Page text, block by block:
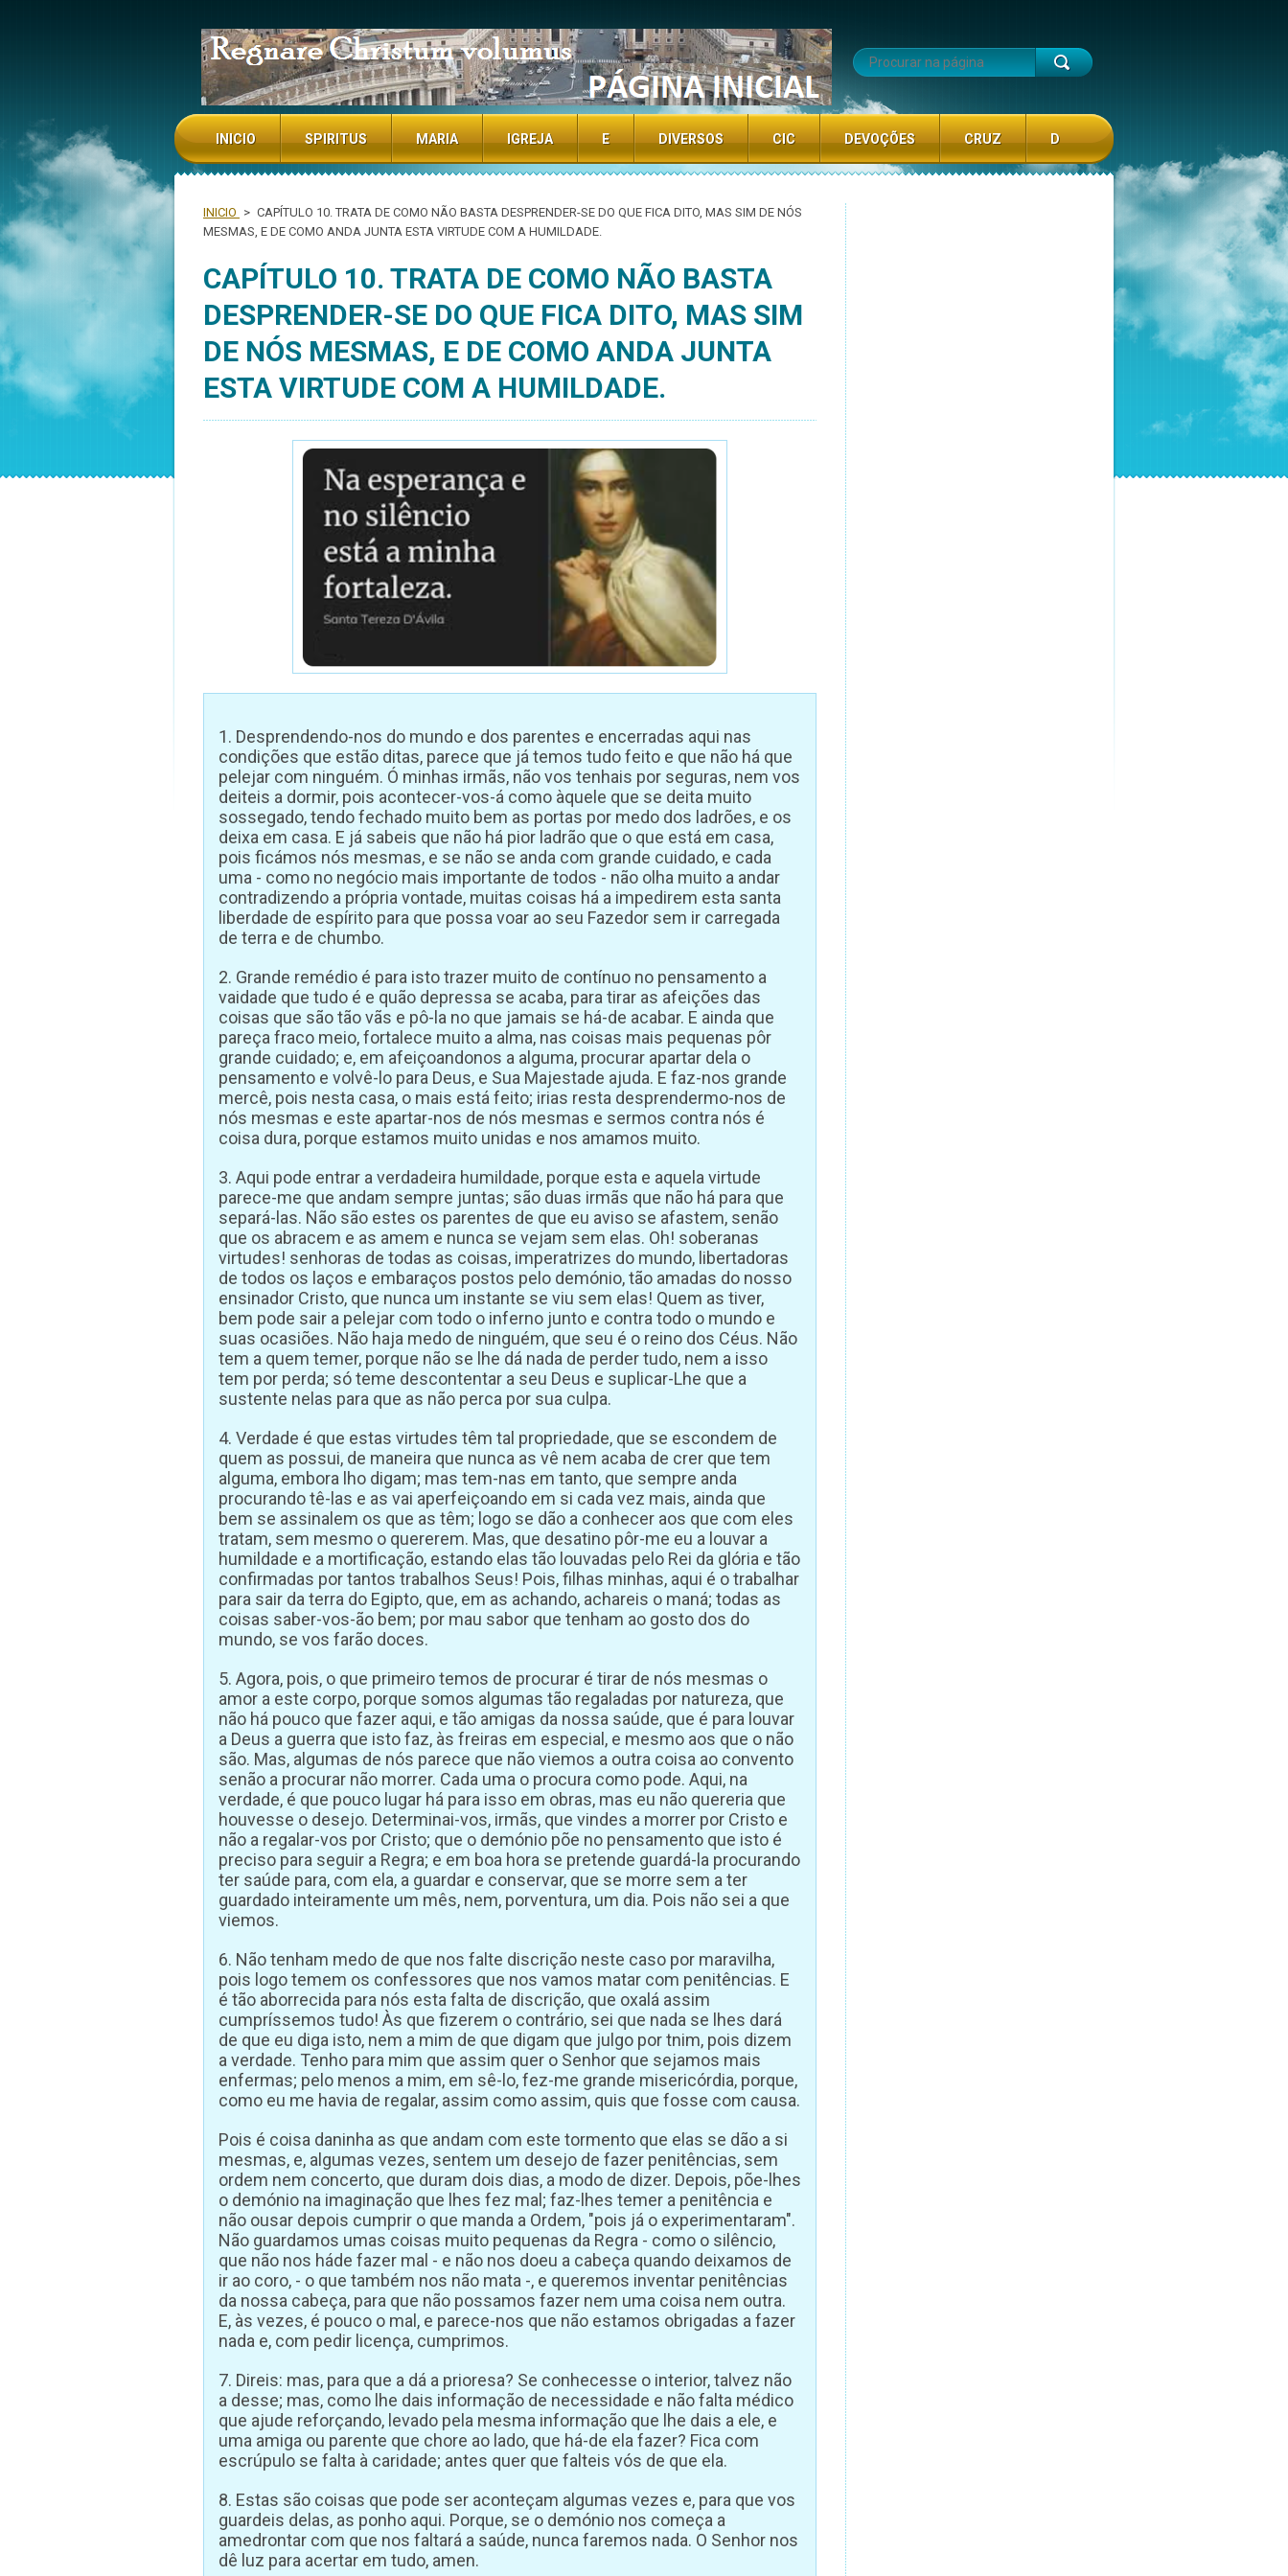
INICIO > CAPÍTULO 10. TRATA DE COMO NÃO BASTA DESPRENDER-SE DO QUE FICA DITO, MAS SIM DE NÓS
MESMAS, E DE COMO ANDA JUNTA ESTA VIRTUDE COM A HUMILDADE.
CAPÍTULO 10. TRATA DE COMO NÃO BASTA
DESPRENDER-SE DO QUE FICA DITO, MAS SIM
DE NÓS MESMAS, E DE COMO ANDA JUNTA
ESTA VIRTUDE COM A HUMILDADE.
1. Desprendendo-nos do mundo e dos parentes e encerradas aqui nas
condições que estão ditas, parece que já temos tudo feito e que não há que
pelejar com ninguém. Ó minhas irmãs, não vos tenhais por seguras, nem vos
deiteis a dormir, pois acontecer-vos-á como àquele que se deita muito
sossegado, tendo fechado muito bem as portas por medo dos ladrões, e os
deixa em casa. E já sabeis que não há pior ladrão que o que está em casa,
pois ficámos nós mesmas, e se não se anda com grande cuidado, e cada
uma - como no negócio mais importante de todos - não olha muito a andar
contradizendo a própria vontade, muitas coisas há a impedirem esta santa
liberdade de espírito para que possa voar ao seu Fazedor sem ir carregada
de terra e de chumbo.
2. Grande remédio é para isto trazer muito de contínuo no pensamento a
vaidade que tudo é e quão depressa se acaba, para tirar as afeições das
coisas que são tão vãs e pô-la no que jamais se há-de acabar. E ainda que
pareça fraco meio, fortalece muito a alma, nas coisas mais pequenas pôr
grande cuidado; e, em afeiçoandonos a alguma, procurar apartar dela o
pensamento e volvê-lo para Deus, e Sua Majestade ajuda. E faz-nos grande
mercê, pois nesta casa, o mais está feito; irias resta desprendermo-nos de
nós mesmas e este apartar-nos de nós mesmas e sermos contra nós é
coisa dura, porque estamos muito unidas e nos amamos muito.
3. Aqui pode entrar a verdadeira humildade, porque esta e aquela virtude
parece-me que andam sempre juntas; são duas irmãs que não há para que
separá-las. Não são estes os parentes de que eu aviso se afastem, senão
que os abracem e as amem e nunca se vejam sem elas. Oh! soberanas
virtudes! senhoras de todas as coisas, imperatrizes do mundo, libertadoras
de todos os laços e embaraços postos pelo demónio, tão amadas do nosso
ensinador Cristo, que nunca um instante se viu sem elas! Quem as tiver,
bem pode sair a pelejar com todo o inferno junto e contra todo o mundo e
suas ocasiões. Não haja medo de ninguém, que seu é o reino dos Céus. Não
tem a quem temer, porque não se lhe dá nada de perder tudo, nem a isso
tem por perda; só teme descontentar a seu Deus e suplicar-Lhe que a
sustente nelas para que as não perca por sua culpa.
4. Verdade é que estas virtudes têm tal propriedade, que se escondem de
quem as possui, de maneira que nunca as vê nem acaba de crer que tem
alguma, embora lho digam; mas tem-nas em tanto, que sempre anda
procurando tê-las e as vai aperfeiçoando em si cada vez mais, ainda que
bem se assinalem os que as têm; logo se dão a conhecer aos que com eles
tratam, sem mesmo o quererem. Mas, que desatino pôr-me eu a louvar a
humildade e a mortificação, estando elas tão louvadas pelo Rei da glória e tão
confirmadas por tantos trabalhos Seus! Pois, filhas minhas, aqui é o trabalhar
para sair da terra do Egipto, que, em as achando, achareis o maná; todas as
coisas saber-vos-ão bem; por mau sabor que tenham ao gosto dos do
mundo, se vos farão doces.
5. Agora, pois, o que primeiro temos de procurar é tirar de nós mesmas o
amor a este corpo, porque somos algumas tão regaladas por natureza, que
não há pouco que fazer aqui, e tão amigas da nossa saúde, que é para louvar
a Deus a guerra que isto faz, às freiras em especial, e mesmo aos que o não
são. Mas, algumas de nós parece que não viemos a outra coisa ao convento
senão a procurar não morrer. Cada uma o procura como pode. Aqui, na
verdade, é que pouco lugar há para isso em obras, mas eu não quereria que
houvesse o desejo. Determinai-vos, irmãs, que vindes a morrer por Cristo e
não a regalar-vos por Cristo; que o demónio põe no pensamento que isto é
preciso para seguir a Regra; e em boa hora se pretende guardá-la procurando
ter saúde para, com ela, a guardar e conservar, que se morre sem a ter
guardado inteiramente um mês, nem, porventura, um dia. Pois não sei a que
viemos.
6. Não tenham medo de que nos falte discrição neste caso por maravilha,
pois logo temem os confessores que nos vamos matar com penitências. E
é tão aborrecida para nós esta falta de discrição, que oxalá assim
cumpríssemos tudo! Às que fizerem o contrário, sei que nada se lhes dará
de que eu diga isto, nem a mim de que digam que julgo por tnim, pois dizem
a verdade. Tenho para mim que assim quer o Senhor que sejamos mais
enfermas; pelo menos a mim, em sê-lo, fez-me grande misericórdia, porque,
como eu me havia de regalar, assim como assim, quis que fosse com causa.
Pois é coisa daninha as que andam com este tormento que elas se dão a si
mesmas, e, algumas vezes, sentem um desejo de fazer penitências, sem
ordem nem concerto, que duram dois dias, a modo de dizer. Depois, põe-lhes
o demónio na imaginação que lhes fez mal; faz-lhes temer a penitência e
não ousar depois cumprir o que manda a Ordem, "pois já o experimentaram".
Não guardamos umas coisas muito pequenas da Regra - como o silêncio,
que não nos háde fazer mal - e não nos doeu a cabeça quando deixamos de
ir ao coro, - o que também nos não mata -, e queremos inventar penitências
da nossa cabeça, para que não possamos fazer nem uma coisa nem outra.
E, às vezes, é pouco o mal, e parece-nos que não estamos obrigadas a fazer
nada e, com pedir licença, cumprimos.
7. Direis: mas, para que a dá a prioresa? Se conhecesse o interior, talvez não
a desse; mas, como lhe dais informação de necessidade e não falta médico
que ajude reforçando, levado pela mesma informação que lhe dais a ele, e
uma amiga ou parente que chore ao lado, que há-de ela fazer? Fica com
escrúpulo se falta à caridade; antes quer que falteis vós de que ela.
8. Estas são coisas que pode ser aconteçam algumas vezes e, para que vos
guardeis delas, as ponho aqui. Porque, se o demónio nos começa a
amedrontar com que nos faltará a saúde, nunca faremos nada. O Senhor nos
dê luz para acertar em tudo, amen.
INICIO SPIRITUS MARIA IGREJA E DIVERSOS CIC DEVOÇÕES CRUZ D